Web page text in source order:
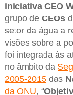
iniciativa CEO
grupo de CEOs
setor da água a
visões sobre a
foi integrada às
no âmbito da
2005-2015 das
da ONU, “